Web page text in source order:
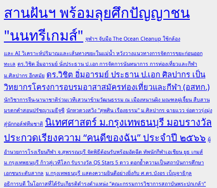
สานฝันฯ พร้อมลุยศึกปัญญาชน
"นนทรีเกมส์" จุฬาฯ จับมือ The Ocean Cleanup ใช้กล้อง
และ AI วิเคราะห์ปริมาณและเส้นทางขยะในแม่น้ำ หวังวางแนวทางการจัดการขยะก่อนออก
ทะเล ดร.วิชิต อิ่มอารมย์ นั่งประธาน ป.เอก การจัดการนันทนาการ การท่องเที่ยวและกีฬา
ม.ศิลปากร อีกสมัย ดร.วิชิต อิ่มอารมย์ ประธาน ป.เอก ศิลปากร เป็น
วิทยากรโครงการอบรมอาสาสมัครท่องเที่ยวและกีฬา (อสทก.)
นักวิชาการจีน-นานาชาติร่วมเวทีเสวนาข้ามวัฒนธรรม ณ เมืองหนานผิง มณฑลฝูเจี้ยน สืบสาน
มรดกคำสอนปรัชญาเมธีจูซี นักหวดวงสวิง "สุพศิน เรืองธรรม" ม.ศิลปากร ฉายแวว จ่อดาวรุ่งมุ่ง
สู่นักกอล์ฟทีมชาติ นิเทศศาสตร์ ม.กรุงเทพธนบุรี มอบรางวัล
ประกวดเรียงความ “คนดีของฉัน” ประจำปี ๒๕๖๖ ผู้
อำนวยการโรงเรียนกีฬา จ.สุพรรณบุรี จัดพิธีต้อนรับพร้อมอัดฉีด ทัพนักกีฬาเอเชียน ยูธ เกมส์
ม.กรุงเทพธนบุรี ก้าวสู่เวทีโลก รับรางวัล QS Stars 5 ดาว ตอกย้ำความเป็นสถาบันการศึกษา
เอกชนระดับสากล ม.กรุงเทพธนบุรี แสดงความยินดีอย่างยิ่งกับ ศ.ดร.บังอร เบ็ญจาธิกุล
อธิการบดี ในโอกาสที่ได้รับเกียรติดำรงตำแหน่ง “คณะกรรมการวิชาการสถาบันพระปกเกล้า”